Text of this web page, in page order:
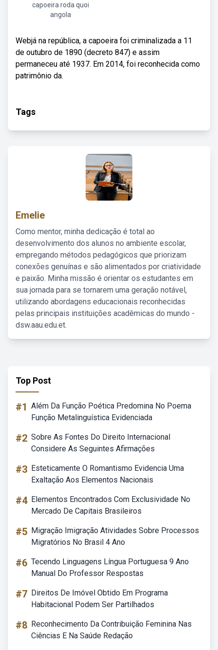
capoeira roda quoi
angola
Webjá na república, a capoeira foi criminalizada a 11
de outubro de 1890 (decreto 847) e assim
permaneceu até 1937. Em 2014, foi reconhecida como
patrimônio da.
Tags
Emelie
Como mentor, minha dedicação é total ao
desenvolvimento dos alunos no ambiente escolar,
empregando métodos pedagógicos que priorizam
conexões genuínas e são alimentados por criatividade
e paixão. Minha missão é orientar os estudantes em
sua jornada para se tornarem uma geração notável,
utilizando abordagens educacionais reconhecidas
pelas principais instituições acadêmicas do mundo -
dsw.aau.edu.et.
Top Post
#1 Além Da Função Poética Predomina No Poema
Função Metalinguística Evidenciada
#2 Sobre As Fontes Do Direito Internacional
Considere As Seguintes Afirmações
#3 Esteticamente O Romantismo Evidencia Uma
Exaltação Aos Elementos Nacionais
#4 Elementos Encontrados Com Exclusividade No
Mercado De Capitais Brasileiros
#5 Migração Imigração Atividades Sobre Processos
Migratórios No Brasil 4 Ano
#6 Tecendo Linguagens Língua Portuguesa 9 Ano
Manual Do Professor Respostas
#7 Direitos De Imóvel Obtido Em Programa
Habitacional Podem Ser Partilhados
#8 Reconhecimento Da Contribuição Feminina Nas
Ciências E Na Saúde Redação